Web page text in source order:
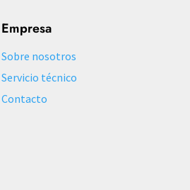
Empresa
Sobre nosotros
Servicio técnico
Contacto